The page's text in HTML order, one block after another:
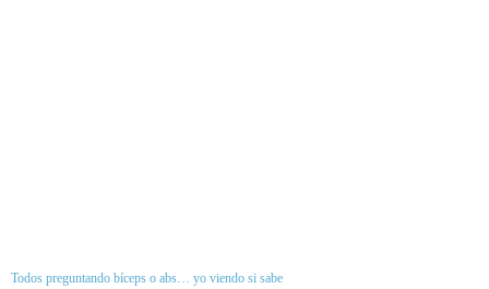
Todos preguntando bíceps o abs… yo viendo si sabe